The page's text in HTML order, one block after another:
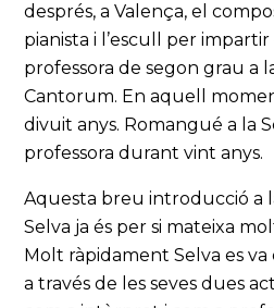
després, a Valença, el
pianista i l’escull per impartir
professora de segon grau a
Cantorum. En aquell
divuit anys. Romangué a la
professora durant vint anys.
Aquesta breu introducció a
Selva ja és per si mateixa
Molt ràpidament Selva es
a través de les seves dues